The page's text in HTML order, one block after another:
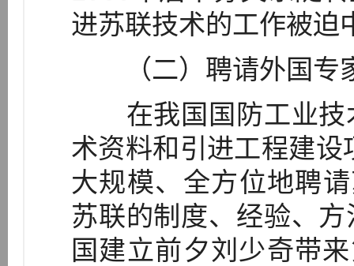
进苏联技术的工作被迫
（二）聘请外国专
在我国国防工业技
术资料和引进工程建
大规模、全方位地聘
苏联的制度、经验、
国建立前夕刘少奇带